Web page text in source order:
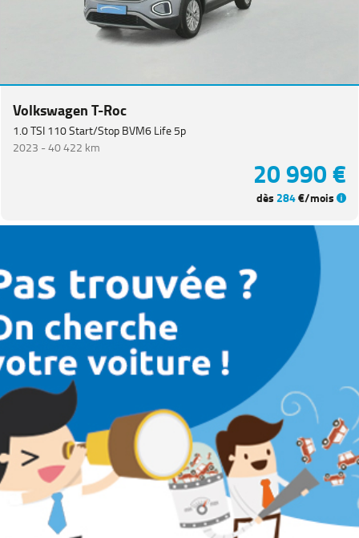
Volkswagen T-Roc
1.0 TSI 110 Start/Stop BVM6 Life 5p
2023 -40 422 km
20 990 €
dès 284€/mois